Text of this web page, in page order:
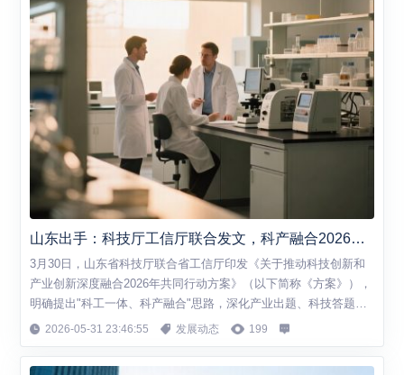
山东出手：科技厅工信厅联合发文，科产融合2026路线图公布
3月30日，山东省科技厅联合省工信厅印发《关于推动科技创新和
产业创新深度融合2026年共同行动方案》（以下简称《方案》），
明确提出"科工一体、科产融合"思路，深化产业出题、科技答题、
市场阅卷机制，聚力推动创新链、产业链、资金链、人才链深度耦
合。 《方案》设定了一组硬指标：2026年在重点产业领域突破200
项以上关键核心技术，推动2000项左右成果转化，规上制造业企业
2026-05-31 23:46:55 发展动态 199